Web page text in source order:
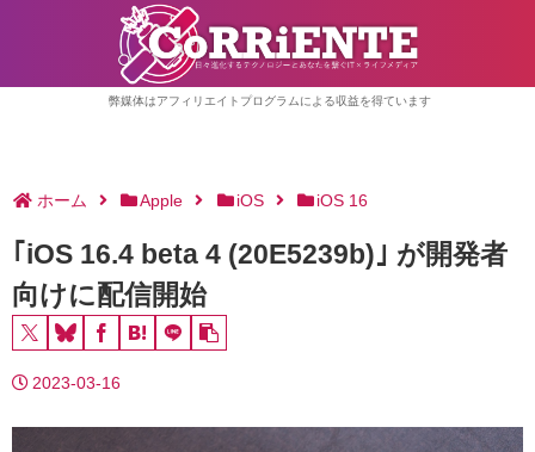
弊媒体はアフィリエイトプログラムによる収益を得ています
ホーム Apple iOS iOS 16
｢iOS 16.4 beta 4 (20E5239b)｣ が開発者
向けに配信開始
2023-03-16